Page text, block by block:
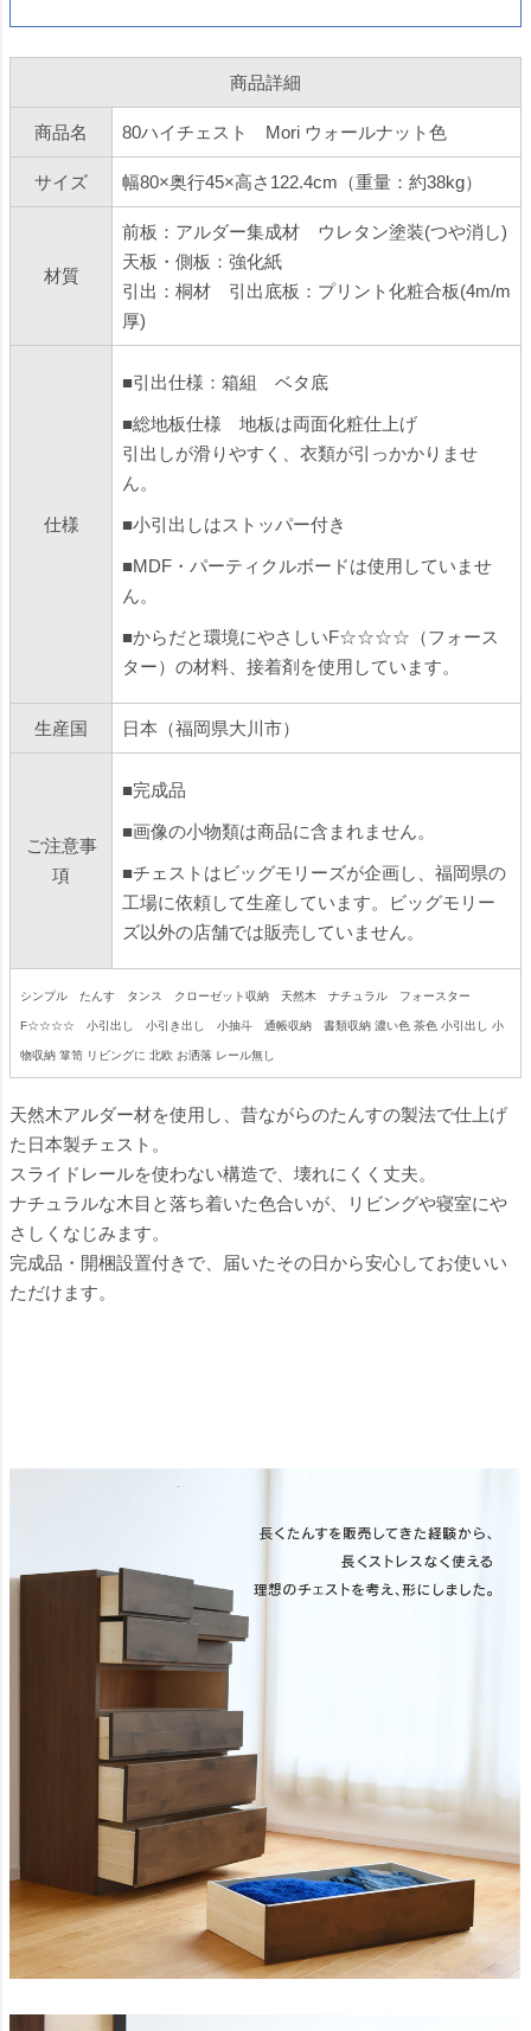
商品詳細
商品名 80ハイチェスト Mori ウォールナット色
サイズ 幅80×奥行45×高さ122.4cm（重量：約38kg）
材質
前板：アルダー集成材 ウレタン塗装(つや消し)
天板・側板：強化紙
引出：桐材 引出底板：プリント化粧合板(4m/m
厚)
仕様
■引出仕様：箱組 ベタ底
■総地板仕様 地板は両面化粧仕上げ
引出しが滑りやすく、衣類が引っかかりませ
ん。
■小引出しはストッパー付き
■MDF・パーティクルボードは使用していませ
ん。
■からだと環境にやさしいF☆☆☆☆（フォース
ター）の材料、接着剤を使用しています。
生産国 日本（福岡県大川市）
ご注意事
項
■完成品
■画像の小物類は商品に含まれません。
■チェストはビッグモリーズが企画し、福岡県の
工場に依頼して生産しています。ビッグモリー
ズ以外の店舗では販売していません。
シンプル たんす タンス クローゼット収納 天然木 ナチュラル フォースター
F☆☆☆☆ 小引出し 小引き出し 小抽斗 通帳収納 書類収納 濃い色 茶色 小引出し 小
物収納 箪笥 リビングに 北欧 お洒落 レール無し
天然木アルダー材を使用し、昔ながらのたんすの製法で仕上げ
た日本製チェスト。
スライドレールを使わない構造で、壊れにくく丈夫。
ナチュラルな木目と落ち着いた色合いが、リビングや寝室にや
さしくなじみます。
完成品・開梱設置付きで、届いたその日から安心してお使いい
ただけます。